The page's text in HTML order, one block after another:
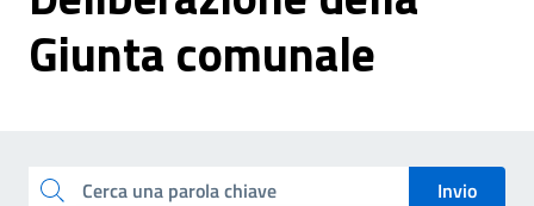
Giunta comunale
Esplora tutti i documenti
Cerca una parola chiave Invio